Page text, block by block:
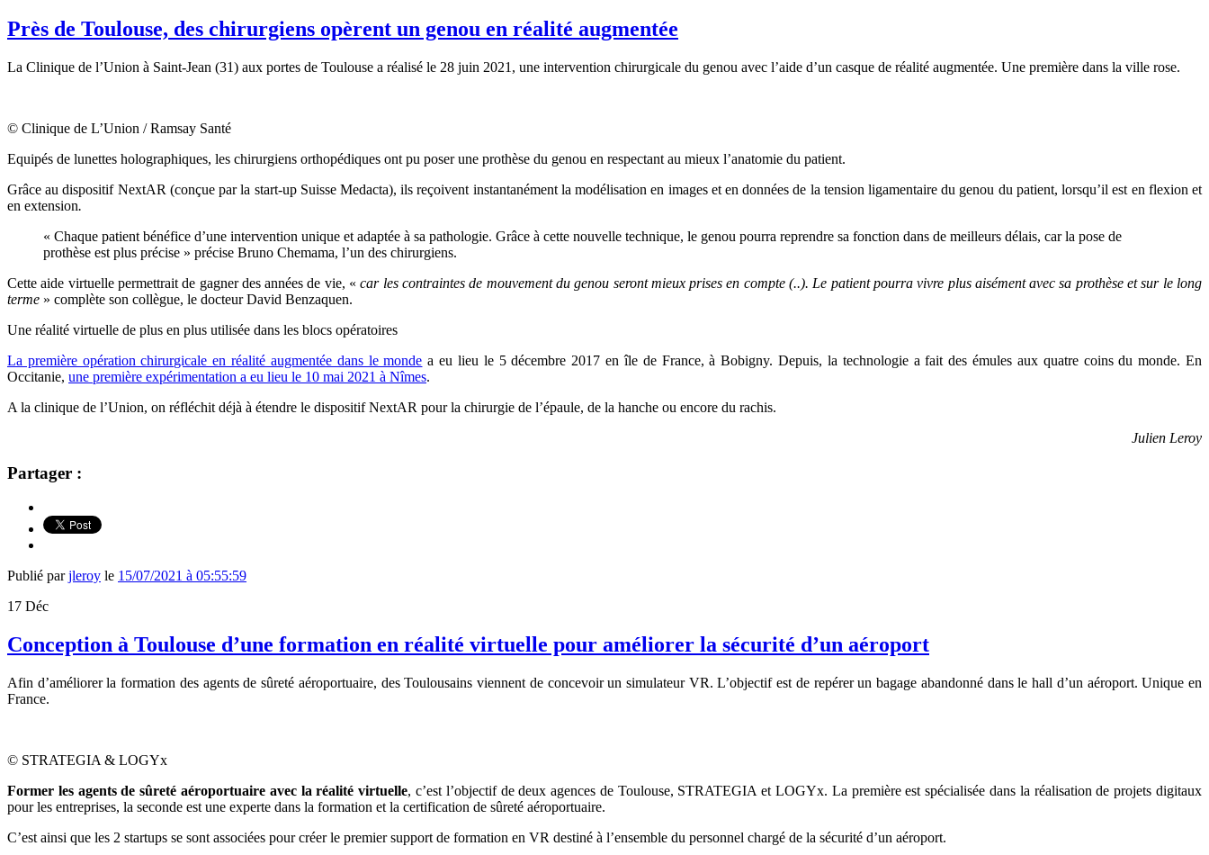
Près de Toulouse, des chirurgiens opèrent un genou en réalité augmentée
La Clinique de l’Union à Saint-Jean (31) aux portes de Toulouse a réalisé le 28 juin 2021, une intervention chirurgicale du genou avec l’aide d’un casque de réalité augmentée. Une première dans la ville rose.
© Clinique de L’Union / Ramsay Santé
Equipés de lunettes holographiques, les chirurgiens orthopédiques ont pu poser une prothèse du genou en respectant au mieux l’anatomie du patient.
Grâce au dispositif NextAR (conçue par la start-up Suisse Medacta), ils reçoivent instantanément la modélisation en images et en données de la tension ligamentaire du genou du patient, lorsqu’il est en flexion et
en extension.
« Chaque patient bénéfice d’une intervention unique et adaptée à sa pathologie. Grâce à cette nouvelle technique, le genou pourra reprendre sa fonction dans de meilleurs délais, car la pose de
prothèse est plus précise » précise Bruno Chemama, l’un des chirurgiens.
Cette aide virtuelle permettrait de gagner des années de vie, «car les contraintes de mouvement du genou seront mieux prises en compte (..). Le patient pourra vivre plus aisément avec sa prothèse et sur le long
terme » complète son collègue, le docteur David Benzaquen.
Une réalité virtuelle de plus en plus utilisée dans les blocs opératoires
La première opération chirurgicale en réalité augmentée dans le monde a eu lieu le 5 décembre 2017 en île de France, à Bobigny. Depuis, la technologie a fait des émules aux quatre coins du monde. En
Occitanie, une première expérimentation a eu lieu le 10 mai 2021 à Nîmes.
A la clinique de l’Union, on réfléchit déjà à étendre le dispositif NextAR pour la chirurgie de l’épaule, de la hanche ou encore du rachis.
Julien Leroy
Partager :
Publié parjleroy le 15/07/2021 à 05:55:59
17 Déc
Conception à Toulouse d’une formation en réalité virtuelle pour améliorer la sécurité d’un aéroport
Afin d’améliorer la formation des agents de sûreté aéroportuaire, des Toulousains viennent de concevoir un simulateur VR. L’objectif est de repérer un bagage abandonné dans le hall d’un aéroport. Unique en
France.
© STRATEGIA & LOGYx
Former les agents de sûreté aéroportuaire avec la réalité virtuelle, c’est l’objectif de deux agences de Toulouse, STRATEGIA et LOGYx. La première est spécialisée dans la réalisation de projets digitaux
pour les entreprises, la seconde est une experte dans la formation et la certification de sûreté aéroportuaire.
C’est ainsi que les 2 startups se sont associées pour créer le premier support de formation en VR destiné à l’ensemble du personnel chargé de la sécurité d’un aéroport.